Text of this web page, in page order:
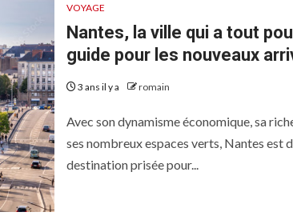
VOYAGE
Nantes, la ville qui a tout
guide pour les nouveaux
3 ans il y a romain
Avec son dynamisme économique, sa
ses nombreux espaces verts, Nantes est
destination prisée pour...